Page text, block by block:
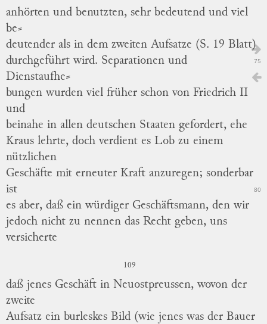
anhörten und benutzten, sehr bedeutend und viel
be⸗
deutender als in dem zweiten Aufsatze (S. 19 Blatt)
75
durchgeführt wird. Separationen und
Dienstaufhe⸗
bungen wurden viel früher schon von Friedrich II
und
beinahe in allen deutschen Staaten gefordert, ehe
Kraus lehrte, doch verdient es Lob zu einem
nützlichen
Geschäfte mit erneuter Kraft anzuregen; sonderbar
ist
80
es aber, daß ein würdiger Geschäftsmann, den wir
jedoch nicht zu nennen das Recht geben, uns
versicherte
109
daß jenes Geschäft in Neuostpreussen, wovon der
zweite
Aufsatz ein burleskes Bild (wie jenes was der Bauer